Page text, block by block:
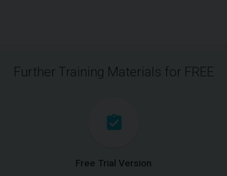
Further Training Materials for FREE
Free Trial Version